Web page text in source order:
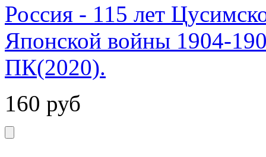
Россия - 115 лет
Японской войны 1904-
ПК(2020).
160 руб